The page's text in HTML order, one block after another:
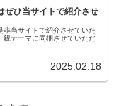
ぜひ当サイトで紹介させ
非当サイトで紹介させていた
親テーマに同梱させていただ
2025.02.18